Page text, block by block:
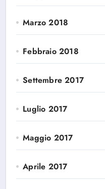
Marzo 2018
Febbraio 2018
Settembre 2017
Luglio 2017
Maggio 2017
Aprile 2017